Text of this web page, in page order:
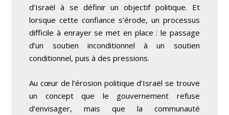
d’Israël à se définir un objectif politique. Et
lorsque cette confiance s’érode, un processus
difficile à enrayer se met en place : le passage
d’un soutien inconditionnel à un soutien
conditionnel, puis à des pressions.
Au cœur de l’érosion politique d’Israël se trouve
un concept que le gouvernement refuse
d’envisager, mais que la communauté